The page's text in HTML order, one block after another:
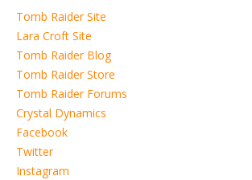
Tomb Raider Site
Lara Croft Site
Tomb Raider Blog
Tomb Raider Store
Tomb Raider Forums
Crystal Dynamics
Facebook
Twitter
Instagram